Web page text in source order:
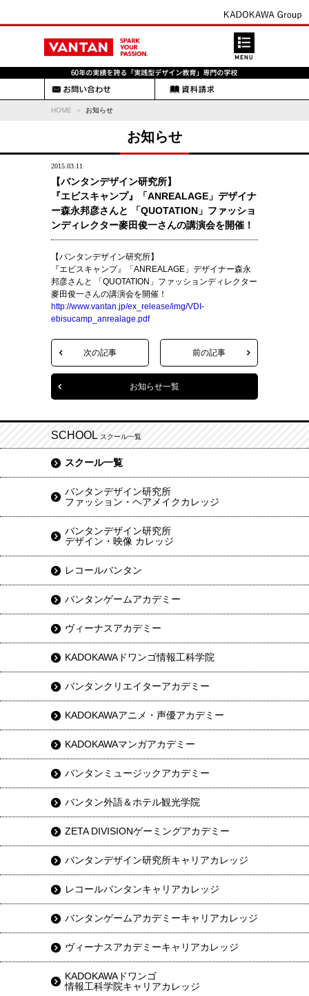
HOME お知らせ
お知らせ
2015.03.11
【バンタンデザイン研究所】
『エビスキャンプ』「ANREALAGE」デザイナ
ー森永邦彦さんと 「QUOTATION」ファッショ
ンディレクター麥田俊一さんの講演会を開催！
【バンタンデザイン研究所】
『エビスキャンプ』「ANREALAGE」デザイナー森永
邦彦さんと 「QUOTATION」ファッションディレクター
麥田俊一さんの講演会を開催！
http://www.vantan.jp/ex_release/img/VDI-
ebisucamp_anrealage.pdf
次の記事 前の記事
お知らせ一覧
SCHOOL スクール一覧
スクール一覧
バンタンデザイン研究所
ファッション・ヘアメイクカレッジ
バンタンデザイン研究所
デザイン・映像 カレッジ
レコールバンタン
バンタンゲームアカデミー
ヴィーナスアカデミー
KADOKAWAドワンゴ情報工科学院
バンタンクリエイターアカデミー
KADOKAWAアニメ・声優アカデミー
KADOKAWAマンガアカデミー
バンタンミュージックアカデミー
バンタン外語＆ホテル観光学院
ZETA DIVISIONゲーミングアカデミー
バンタンデザイン研究所キャリアカレッジ
レコールバンタンキャリアカレッジ
バンタンゲームアカデミーキャリアカレッジ
ヴィーナスアカデミーキャリアカレッジ
KADOKAWAドワンゴ
情報工科学院キャリアカレッジ